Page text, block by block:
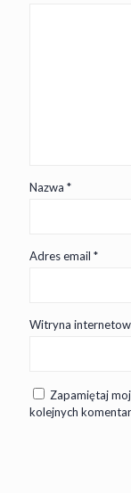
Nazwa *
Adres email *
Witryna
Zapamiętaj
kolejnych